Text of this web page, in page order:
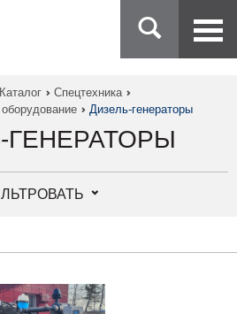
Каталог
Спецтехника
Дизель-генераторы
ГЕНЕРАТОРЫ